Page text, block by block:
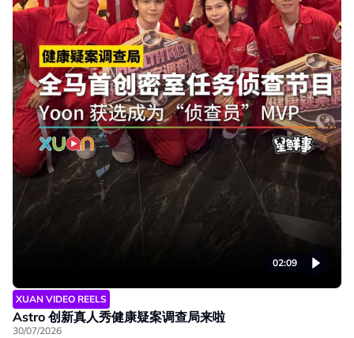
02:09
XUAN VIDEO REELS
Astro 创新真人秀健康疑案调查局来啦
30/07/2026